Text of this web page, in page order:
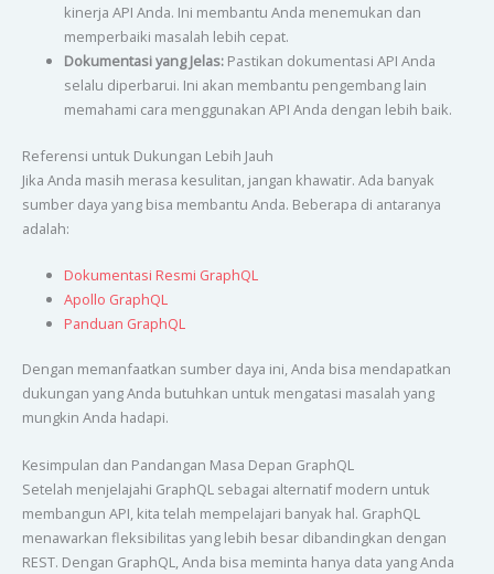
kinerja API Anda. Ini membantu Anda menemukan dan
memperbaiki masalah lebih cepat.
Dokumentasi yang Jelas:Pastikan dokumentasi API Anda
selalu diperbarui. Ini akan membantu pengembang lain
memahami cara menggunakan API Anda dengan lebih baik.
Referensi untuk Dukungan Lebih Jauh
Jika Anda masih merasa kesulitan, jangan khawatir. Ada banyak
sumber daya yang bisa membantu Anda. Beberapa di antaranya
adalah:
Dokumentasi Resmi GraphQL
Apollo GraphQL
Panduan GraphQL
Dengan memanfaatkan sumber daya ini, Anda bisa mendapatkan
dukungan yang Anda butuhkan untuk mengatasi masalah yang
mungkin Anda hadapi.
Kesimpulan dan Pandangan Masa Depan GraphQL
Setelah menjelajahi GraphQL sebagai alternatif modern untuk
membangun API, kita telah mempelajari banyak hal. GraphQL
menawarkan fleksibilitas yang lebih besar dibandingkan dengan
REST. Dengan GraphQL, Anda bisa meminta hanya data yang Anda